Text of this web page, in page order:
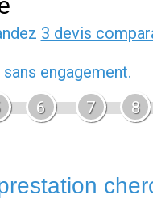
3 devis
engagement.
6 7 8